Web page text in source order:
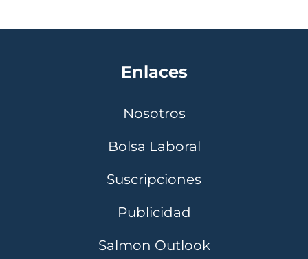
Enlaces
Nosotros
Bolsa Laboral
Suscripciones
Publicidad
Salmon Outlook